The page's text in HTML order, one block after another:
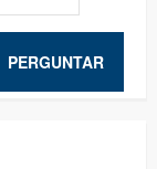
PERGUNTAR